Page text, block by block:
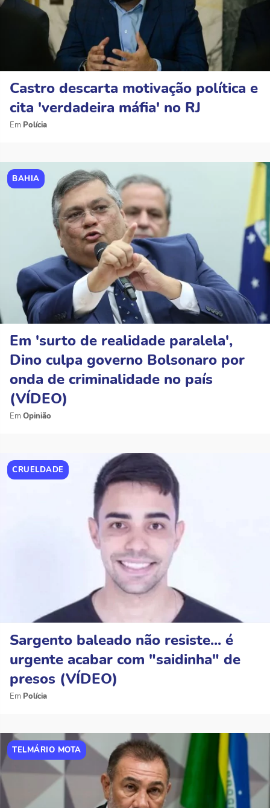
Castro descarta motivação política e
cita 'verdadeira máfia' no RJ
Polícia
BAHIA
Em 'surto de realidade paralela',
Dino culpa governo Bolsonaro por
onda de criminalidade no país
(VÍDEO)
Opinião
CRUELDADE
Sargento baleado não resiste... é
urgente acabar com "saidinha" de
presos (VÍDEO)
Polícia
TELMÁRIO MOTA